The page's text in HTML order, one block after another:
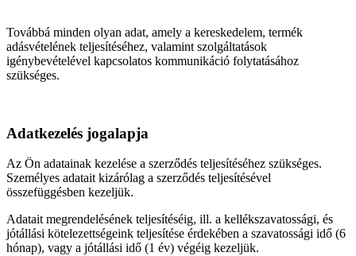
Továbbá minden olyan adat, amely a kereskedelem, termék
adásvételének teljesítéséhez, valamint szolgáltatások
igénybevételével kapcsolatos kommunikáció folytatásához
szükséges.
Adatkezelés jogalapja
Az Ön adatainak kezelése a szerződés teljesítéséhez szükséges.
Személyes adatait kizárólag a szerződés teljesítésével
összefüggésben kezeljük.
Adatait megrendelésének teljesítéséig, ill. a kellékszavatossági, és
jótállási kötelezettségeink teljesítése érdekében a szavatossági idő (6
hónap), vagy a jótállási idő (1 év) végéig kezeljük.